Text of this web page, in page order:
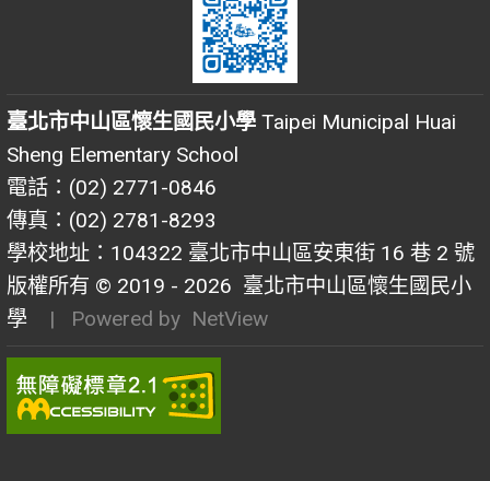
臺北市中山區懷生國民小學 Taipei Municipal Huai
Sheng Elementary School
電話：(02) 2771-0846
傳真：(02) 2781-8293
學校地址：104322 臺北市中山區安東街 16 巷 2 號
版權所有 © 2019 - 2026 臺北市中山區懷生國民小
學
| Powered by NetView